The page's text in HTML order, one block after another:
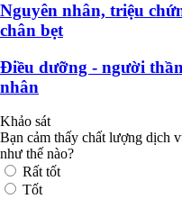
Nguyên nhân, triệu
chân bẹt
Điều dưỡng - người
nhân
Khảo sát
Bạn cảm thấy chất lượng dịch
như thế nào?
Rất tốt
Tốt